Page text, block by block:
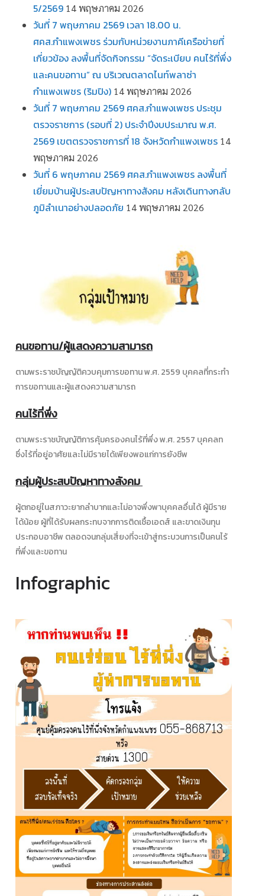
5/2569 14 พฤษภาคม 2026
วันที่ 7 พฤษภาคม 2569 เวลา 18.00 น.
ศคส.กำแพงเพชร ร่วมกับหน่วยงานภาคีเครือข่ายที่
เกี่ยวข้อง ลงพื้นที่จัดกิจกรรม “จัดระเบียบ คนไร้ที่พึ่ง
และคนขอทาน” ณ บริเวณตลาดไนท์พลาซ่า
กำแพงเพชร (ริมปิง) 14 พฤษภาคม 2026
วันที่ 7 พฤษภาคม 2569 ศคส.กำแพงเพชร ประชุม
ตรวจราชการ (รอบที่ 2) ประจำปีงบประมาณ พ.ศ.
2569 เขตตรวจราชการที่ 18 จังหวัดกำแพงเพชร 14
พฤษภาคม 2026
วันที่ 6 พฤษภาคม 2569 ศคส.กำแพงเพชร ลงพื้นที่
เยี่ยมบ้านผู้ประสบปัญหาทางสังคม หลังเดินทางกลับ
ภูมิลำเนาอย่างปลอดภัย 14 พฤษภาคม 2026
คนขอทาน/ผู้แสดงความสามารถ
ตามพระราชบัญญัติควบคุมการขอทาน พ.ศ. 2559 บุคคลที่กระทำ
การขอทานและผู้แสดงความสามารถ
คนไร้ที่พึ่ง
ตามพระราชบัญญัติการคุ้มครองคนไร้ที่พึ่ง พ.ศ. 2557 บุคคลท
ซึ่งไร้ที่อยู่อาศัยและไม่มีรายได้เพียงพอแก่การยังชีพ
กลุ่มผู้ประสบปัญหาทางสังคม
ผู้ตกอยู่ในสภาวะยากลำบากและไม่อาจพึ่งพาบุคคลอื่นได้ ผู้มีราย
ได้น้อย ผู้ที่ได้รับผลกระทบจากการติดเชื้อเอดส์ และขาดเงินทุน
ประกอบอาชีพ ตลอดจนกลุ่มเสี่ยงที่จะเข้าสู่กระบวนการเป็นคนไร้
ที่พึ่งและขอทาน
Infographic